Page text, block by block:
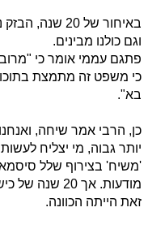
באיחור של 20
וגם כולנו מבינים.
פתגם עממי אומר כי
בא".
כן, הרבי אמר שיחה,
יותר גבוה, מי יצליח
'משיח' בצירוף שלל
מודעות. אך
זאת הייתה הכוונה.